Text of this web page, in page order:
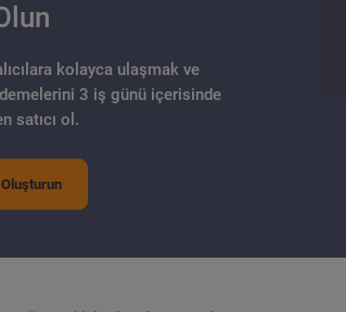
kolayca ulaşmak ve
3 iş günü içerisinde
satıcı ol.